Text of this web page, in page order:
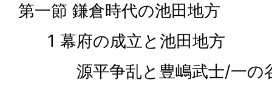
第一節 鎌倉時代の池田地方
1 幕府の成立と池田地方
源平争乱と豊嶋武士/一の谷